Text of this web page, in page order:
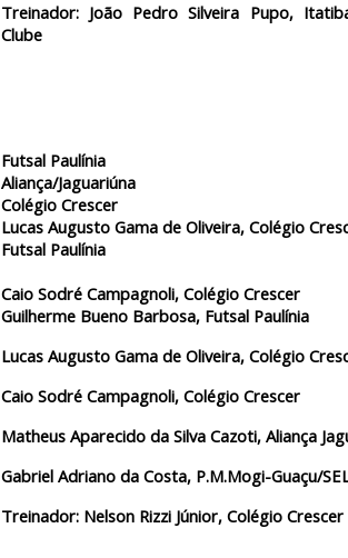
Treinador: João Pedro Silveira Pupo,
Clube
Futsal Paulínia
Aliança/Jaguariúna
Colégio Crescer
Lucas Augusto Gama de Oliveira, Colégio
Futsal Paulínia
Caio Sodré Campagnoli, Colégio Crescer
Guilherme Bueno Barbosa, Futsal Paulínia
Lucas Augusto Gama de Oliveira, Colégio
Caio Sodré Campagnoli, Colégio Crescer
Matheus Aparecido da Silva Cazoti, Aliança
Gabriel Adriano da Costa, P.M.Mogi-Guaçu/
Treinador: Nelson Rizzi Júnior, Colégio Crescer